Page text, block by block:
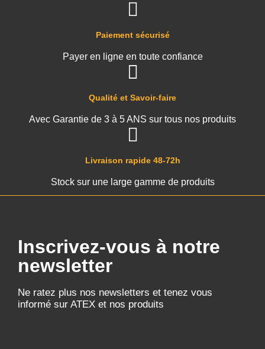
Livraison rapide 48-72h
Stock sur une large gamme de produits
Qualité et Savoir-faire
Avec Garantie de 3 à 5 ANS sur tous nos produits
Paiement sécurisé
Payer en ligne en toute confiance
Inscrivez-vous à notre
newsletter
Ne ratez plus nos newsletters et tenez vous
informé sur ATEX et nos produits